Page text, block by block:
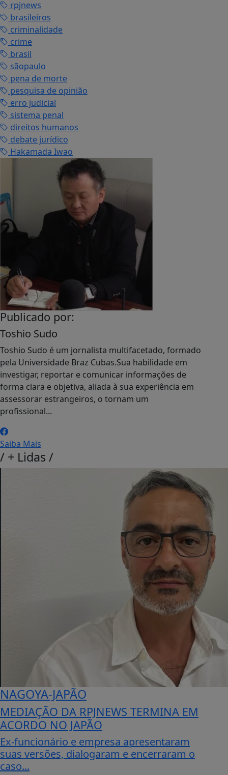
rpjnews
brasileiros
criminalidade
crime
brasil
sãopaulo
pena de morte
pesquisa de opinião
erro judicial
sistema penal
direitos humanos
debate jurídico
Hakamada Iwao
Publicado por:
Toshio Sudo
Toshio Sudo é um jornalista multifacetado, formado
pela Universidade Braz Cubas.Sua habilidade em
investigar, reportar e comunicar informações de
forma clara e objetiva, aliada à sua experiência em
assessorar estrangeiros, o tornam um
profissional...
Saiba Mais
/ + Lidas /
NAGOYA-JAPÃO
MEDIAÇÃO DA RPJNEWS TERMINA EM
ACORDO NO JAPÃO
Ex-funcionário e empresa apresentaram
suas versões, dialogaram e encerraram o
caso...